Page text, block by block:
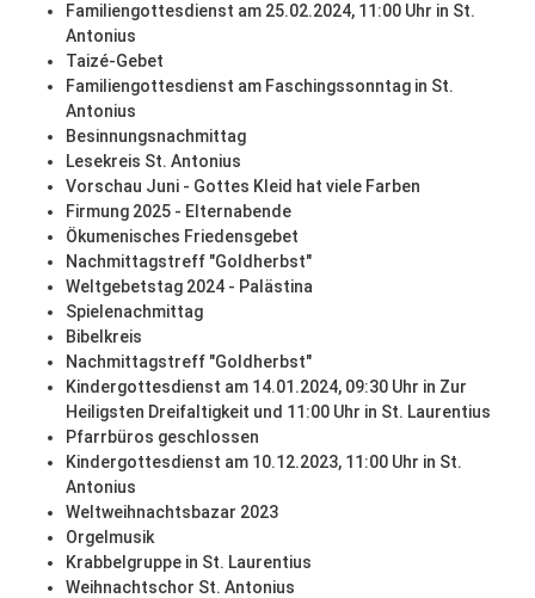
Familiengottesdienst am 25.02.2024, 11:00 Uhr in St.
Antonius
Taizé-Gebet
Familiengottesdienst am Faschingssonntag in St.
Antonius
Besinnungsnachmittag
Lesekreis St. Antonius
Vorschau Juni - Gottes Kleid hat viele Farben
Firmung 2025 - Elternabende
Ökumenisches Friedensgebet
Nachmittagstreff "Goldherbst"
Weltgebetstag 2024 - Palästina
Spielenachmittag
Bibelkreis
Nachmittagstreff "Goldherbst"
Kindergottesdienst am 14.01.2024, 09:30 Uhr in Zur
Heiligsten Dreifaltigkeit und 11:00 Uhr in St. Laurentius
Pfarrbüros geschlossen
Kindergottesdienst am 10.12.2023, 11:00 Uhr in St.
Antonius
Weltweihnachtsbazar 2023
Orgelmusik
Krabbelgruppe in St. Laurentius
Weihnachtschor St. Antonius